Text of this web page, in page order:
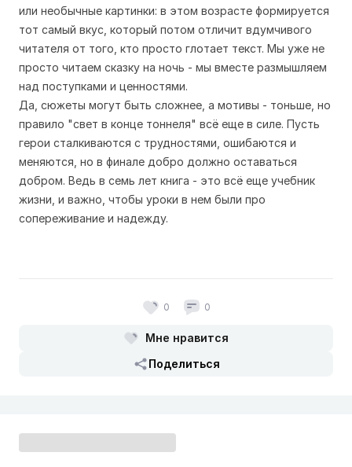
или необычные картинки: в этом возрасте формируется
тот самый вкус, который потом отличит вдумчивого
читателя от того, кто просто глотает текст. Мы уже не
просто читаем сказку на ночь - мы вместе размышляем
над поступками и ценностями.
Да, сюжеты могут быть сложнее, а мотивы - тоньше, но
правило "свет в конце тоннеля" всё еще в силе. Пусть
герои сталкиваются с трудностями, ошибаются и
меняются, но в финале добро должно оставаться
добром. Ведь в семь лет книга - это всё еще учебник
жизни, и важно, чтобы уроки в нем были про
сопереживание и надежду.
0 0
Мне нравится
Поделиться